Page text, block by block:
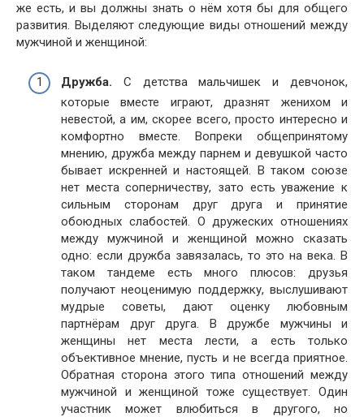
же есть, и вы должны знать о нём хотя бы для общего
развития. Выделяют следующие виды отношений между
мужчиной и женщиной:
Дружба. С детства мальчишек и девчонок,
которые вместе играют, дразнят женихом и
невестой, а им, скорее всего, просто интересно и
комфортно вместе. Вопреки общепринятому
мнению, дружба между парнем и девушкой часто
бывает искренней и настоящей. В таком союзе
нет места соперничеству, зато есть уважение к
сильным сторонам друг друга и принятие
обоюдных слабостей. О дружеских отношениях
между мужчиной и женщиной можно сказать
одно: если дружба завязалась, то это на века. В
таком тандеме есть много плюсов: друзья
получают неоценимую поддержку, выслушивают
мудрые советы, дают оценку любовным
партнёрам друг друга. В дружбе мужчины и
женщины нет места лести, а есть только
объективное мнение, пусть и не всегда приятное.
Обратная сторона этого типа отношений между
мужчиной и женщиной тоже существует. Один
участник может влюбиться в другого, но